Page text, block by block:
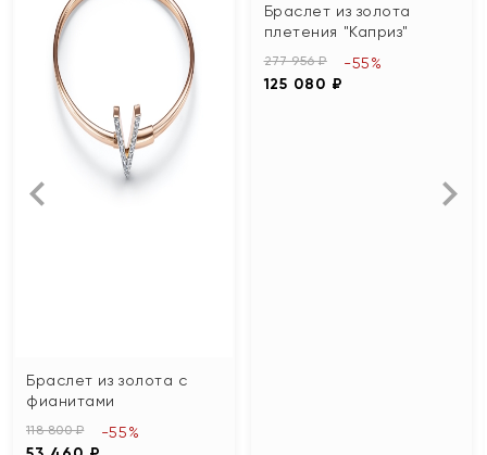
Браслет из золота с
фианитами
118 800 ₽ -55%
Браслет из золота
плетения "Каприз"
277 956 ₽
125 080 ₽
-55%